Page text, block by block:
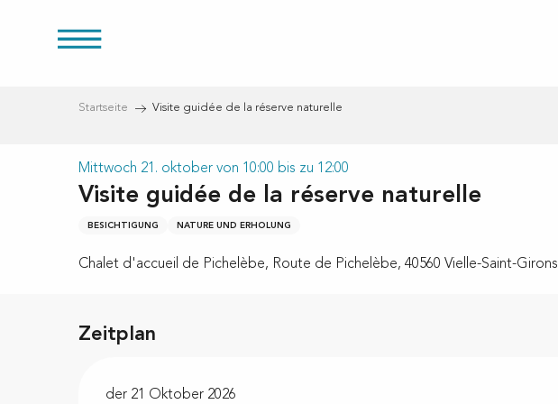
Startseite Visite guidée de la réserve naturelle
Mittwoch 21. oktober von 10:00 bis zu 12:00
Visite guidée de la réserve naturelle
BESICHTIGUNG NATURE UND ERHOLUNG
Chalet d'accueil de Pichelèbe, Route de Pichelèbe, 40560 Vielle-Saint-Girons
Zeitplan
der 21 Oktober 2026